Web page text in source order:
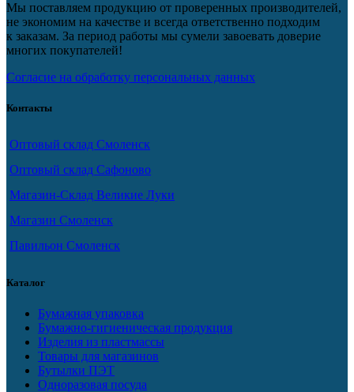
Мы поставляем продукцию от проверенных производителей,
не экономим на качестве и всегда ответственно подходим
к заказам. За период работы мы сумели завоевать доверие
многих покупателей!
Согласие на обработку персональных данных
Контакты
Оптовый склад Смоленск
Оптовый склад Сафоново
Магазин-Склад Великие Луки
Магазин Смоленск
Павильон Смоленск
Каталог
Бумажная упаковка
Бумажно-гигиеническая продукция
Изделия из пластмассы
Товары для магазинов
Бутылки ПЭТ
Одноразовая посуда